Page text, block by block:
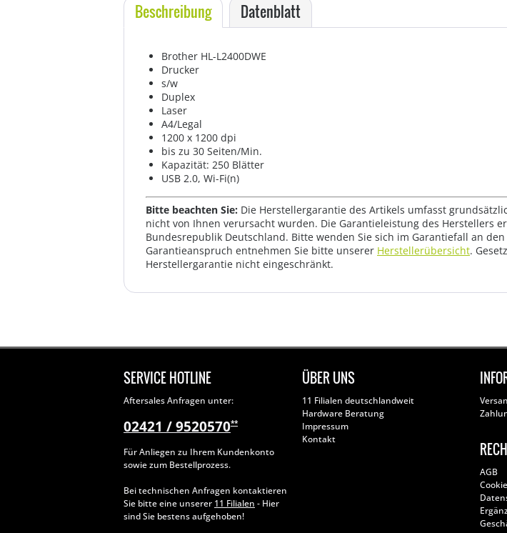
Beschreibung Datenblatt
Brother HL-L2400DWE
Drucker
s/w
Duplex
Laser
A4/Legal
1200 x 1200 dpi
bis zu 30 Seiten/Min.
Kapazität: 250 Blätter
USB 2.0, Wi-Fi(n)
Bitte beachten Sie: Die Herstellergarantie des Artikels umfasst
nicht von Ihnen verursacht wurden. Die Garantieleistung des Herstellers
Bundesrepublik Deutschland. Bitte wenden Sie sich im Garantiefall an
Garantieanspruch entnehmen Sie bitte unserer Herstellerübersicht.
Herstellergarantie nicht eingeschränkt.
SERVICE HOTLINE
Aftersales Anfragen unter:
02421 / 9520570**
Für Anliegen zu Ihrem Kundenkonto
sowie zum Bestellprozess.
Bei technischen Anfragen kontaktieren
Sie bitte eine unserer 11 Filialen - Hier
sind Sie bestens aufgehoben!
ÜBER UNS
11 Filialen deutschlandweit
Hardware Beratung
Impressum
Kontakt
AGB